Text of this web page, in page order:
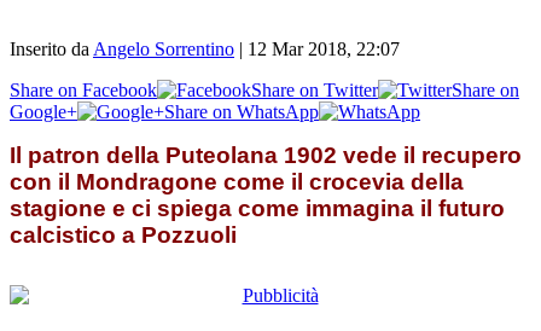
Inserito da Angelo Sorrentino | 12 Mar 2018, 22:07
Share on Facebook
Share on Twitter
Share on
Google+
Share on WhatsApp
Il patron della Puteolana 1902 vede il recupero
con il Mondragone come il crocevia della
stagione e ci spiega come immagina il futuro
calcistico a Pozzuoli